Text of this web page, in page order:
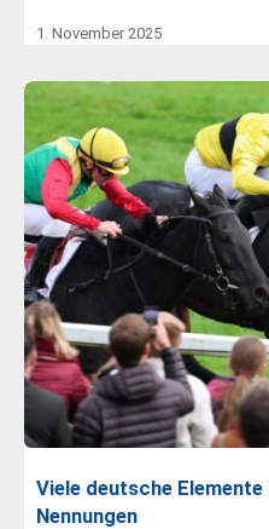
1. November 2025
Viele deutsche
Nennungen